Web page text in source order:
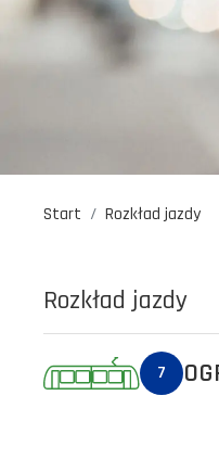
Start Rozkład jazdy
Rozkład jazdy
7